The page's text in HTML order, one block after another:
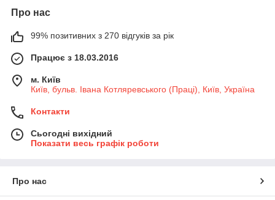
Про нас
99% позитивних з 270 відгуків за рік
Працює з 18.03.2016
м. Київ
Київ, бульв. Івана Котляревського (Праці), Київ, Україна
Контакти
Сьогодні вихідний
Показати весь графік роботи
Про нас